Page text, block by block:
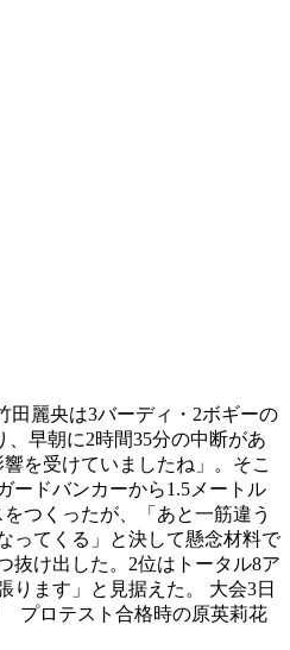
麗央は3バーディ・2ボギーの
早朝に2時間35分の中断があ
を受けていましたね」。そこ
ードバンカーから1.5メートル
つくったが、「あと一筋違う
ってくる」と決して懸念材料で
抜け出した。2位はトータル8ア
ます」と見据えた。 大会3日
プロテスト合格時の原英莉花